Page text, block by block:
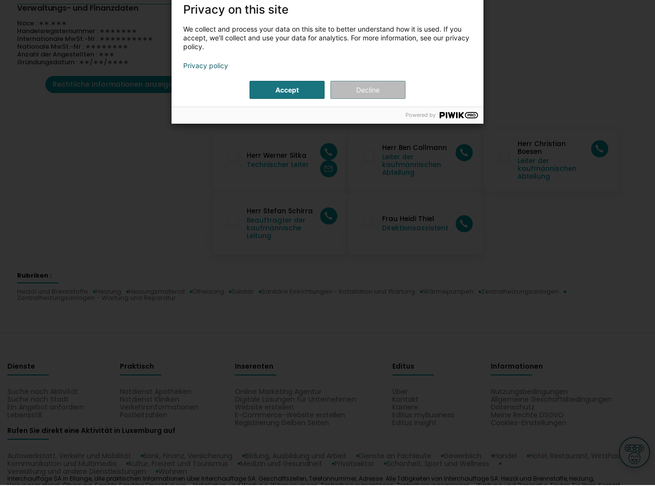
Verwaltungs- und Finanzdaten
Nace : ∗∗.∗∗∗
Handelsregisternummer : ∗∗∗∗∗∗∗
Internationale MwSt.-Nr : ∗∗∗∗∗∗∗∗∗∗
Nationale MwSt.-Nr : ∗∗∗∗∗∗∗∗
Anzahl der Angestellten : ∗∗∗
Gründungsdatum : ∗∗/∗∗/∗∗∗∗
Rechtliche Informationen anzeigen
Herr Werner Sitka
Technischer Leiter
Herr Ben Collmann
Leiter der
kaufmännischen
Abteilung
Herr Christian
Boesen
Leiter der
kaufmännischen
Abteilung
Herr Stefan Schirra
Beauftragter der
kaufmännische
Leitung
Frau Heidi Thiel
Direktionsassistent
Rubriken :
Heizöl und Brennstoffe
Heizung Heizungsmaterial Ölheizung Sanitär Sanitäre Einrichtungen - Installation und Wartung Wärmepumpen Zentralheizungsanlagen
Zentralheizungsanlagen - Wartung und Reparatur
Dienste
Suche nach Aktivität
Suche nach Stadt
Ein Angebot anfordern
Lebensstill
Praktisch
Notdienst Apotheken
Notdienst Kliniken
Verkehrsinformationen
Postleitzahlen
Inserenten
Online Marketing Agentur
Digitale Lösungen für Unternehmen
Website erstellen
E-Commerce-Website erstellen
Registrierung Gelben Seiten
Editus
Über
Kontakt
Karriere
Editus myBusiness
Editus Insight
Informationen
Nutzungsbedingungen
Allgemeine Geschäftsbedingungen
Datenschutz
Meine Rechte DSGVO
Cookies-Einstellungen
Rufen Sie direkt eine Aktivität in Luxemburg auf
Autowerkstatt, Verkehr und Mobilität Bank, Finanz, Versicherung Bildung, Ausbildung und Arbeit Dienste an Fachleute Gewerblich Handel
Hotel, Restaurant, Wirtshaus
Kommunikation und Multimedia
Kultur, Freizeit und Tourismus Medizin und Gesundheit Privatsektor
Schönheit, Sport und Wellness
Verwaltung und andere Dienstleistungen
Wohnen
Interchauffage SA in Ellange, alle praktischen Informationen über Interchauffage SA: Geschäftszeiten, Telefonnummer, Adresse. Alle Tätigkeiten von Interchauffage SA: Heizöl und Brennstoffe, Heizung,
Privacy on this site
We collect and process your data on this site to better understand how it is used. If you
accept, we'll collect and use your data for analytics. For more information, see our privacy
policy.
Privacy policy
Accept Decline
Powered by